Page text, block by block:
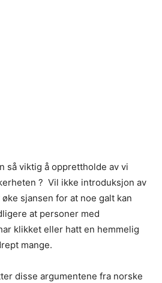
så viktig å opprettholde av vi
? Vil ikke introduksjon av
sjansen for at noe galt kan
at personer med
klikket eller hatt en hemmelig
mange.
disse argumentene fra norske